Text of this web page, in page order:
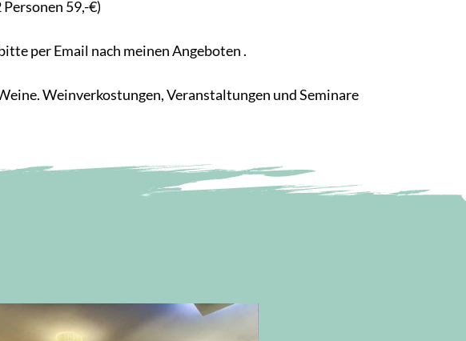
59,-€)
per Email nach meinen Angeboten .
Weinverkostungen, Veranstaltungen und Seminare